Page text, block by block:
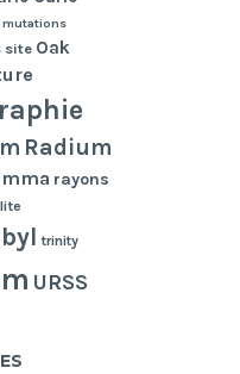
mutations
site Oak
Radium
rayons
trinity
URSS